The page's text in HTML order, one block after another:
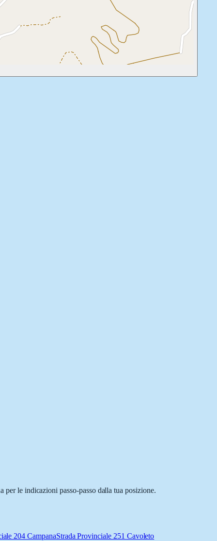
le indicazioni passo-passo dalla tua posizione.
204 CampanaStrada Provinciale 251 Cavoleto